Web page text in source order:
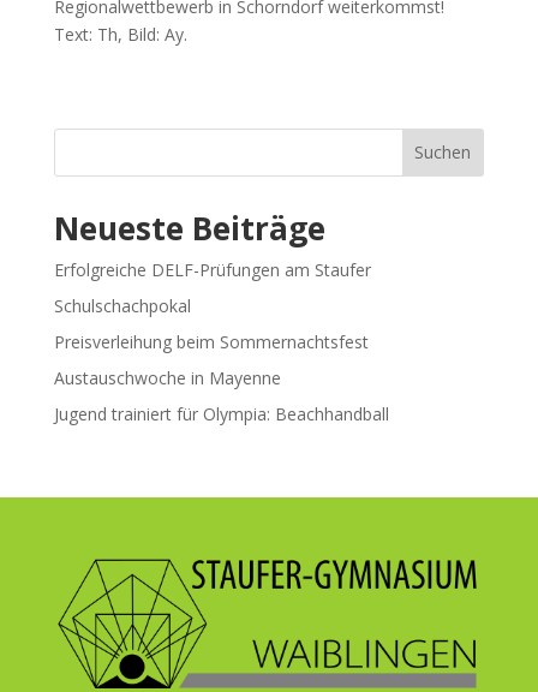
Regionalwettbewerb in Schorndorf weiterkommst!
Text: Th, Bild: Ay.
Suchen
Neueste Beiträge
Erfolgreiche DELF-Prüfungen am Staufer
Schulschachpokal
Preisverleihung beim Sommernachtsfest
Austauschwoche in Mayenne
Jugend trainiert für Olympia: Beachhandball